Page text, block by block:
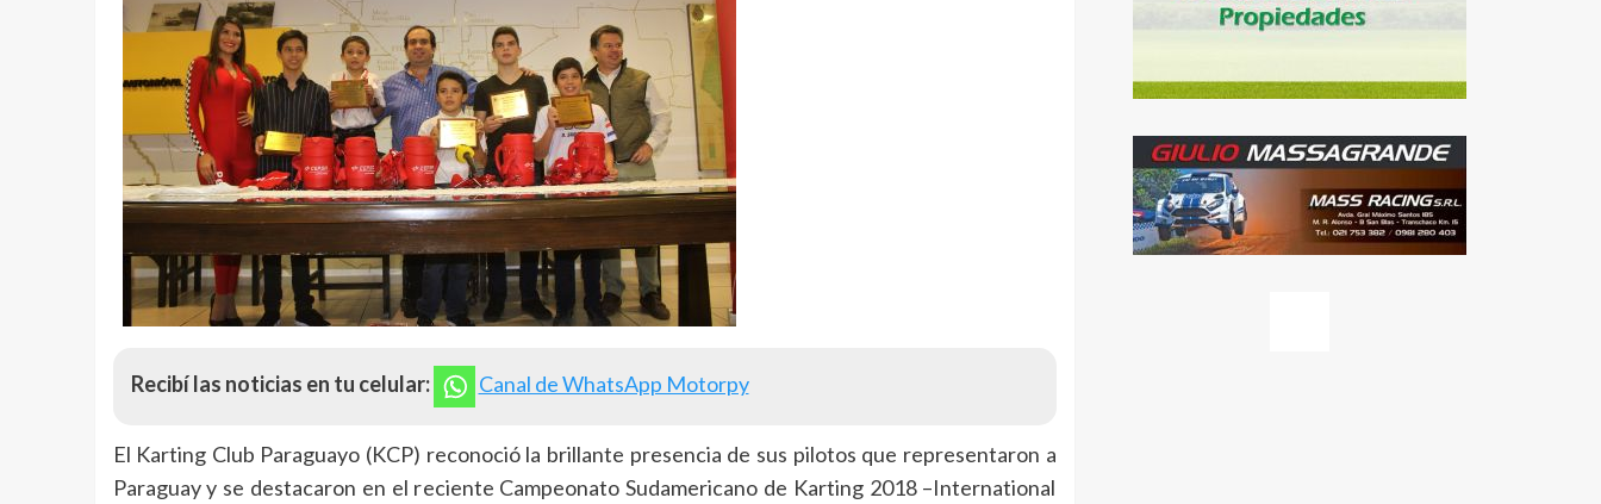
Recibí las noticias en tu celular: Canal de WhatsApp Motorpy
El Karting Club Paraguayo (KCP) reconoció la brillante presencia de sus pilotos que representaron a
Paraguay y se destacaron en el reciente Campeonato Sudamericano de Karting 2018 –International